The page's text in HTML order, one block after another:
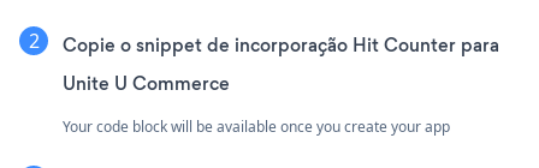
Copie o snippet de incorporação Hit Counter para
Unite U Commerce
Your code block will be available once you create your app